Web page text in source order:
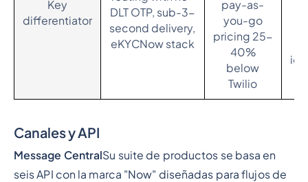
Key
differentiator
DLT OTP, sub-3-
second delivery,
eKYCNow stack
pay-as-
you-go
pricing 25-
40%
below
Twilio
Canales y API
Message CentralSu suite de productos se basa en
seis API con la marca "Now" diseñadas para flujos de